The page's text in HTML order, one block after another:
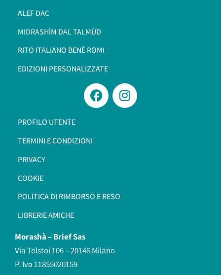
ALEF DAC
MIDRASHÌM DAL TALMÙD
RITO ITALIANO BENÈ ROMI​
EDIZIONI PERSONALIZZATE
PROFILO UTENTE
TERMINI E CONDIZIONI
PRIVACY
COOKIE
POLITICA DI RIMBORSO E RESO
LIBRERIE AMICHE
Morashà –Brief Sas
Via Tolstoi 106 – 20146 Milano
P. Iva 11855020159